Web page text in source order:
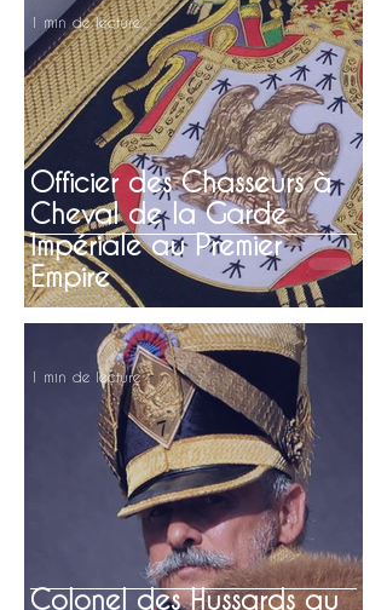
Officier des Chasseurs à
Cheval de la Garde
Impériale au Premier
Empire
1 min de lecture
Colonel des Hussards au
1 min de lecture